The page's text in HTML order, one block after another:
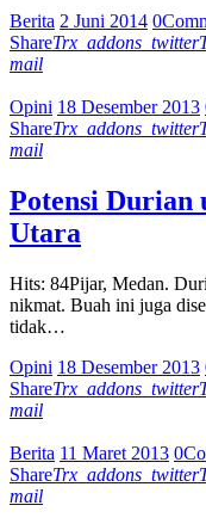
Berita 2 Juni 2014 0
ShareTrx_addons_twitter
mail
Opini 18 Desember 2013
ShareTrx_addons_twitter
mail
Potensi Durian
Utara
Hits: 84Pijar, Medan.
nikmat. Buah ini juga
tidak…
Opini 18 Desember 2013
ShareTrx_addons_twitter
mail
Berita 11 Maret 2013 0
ShareTrx_addons_twitter
mail